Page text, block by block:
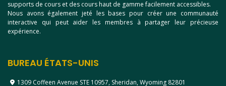
supports de cours et des cours haut de gamme facilement accessibles.
Nous avons également jeté les bases pour créer une communauté
interactive qui peut aider les membres à partager leur précieuse
expérience.
BUREAU ÉTATS-UNIS
1309 Coffeen Avenue STE 10957, Sheridan, Wyoming 82801